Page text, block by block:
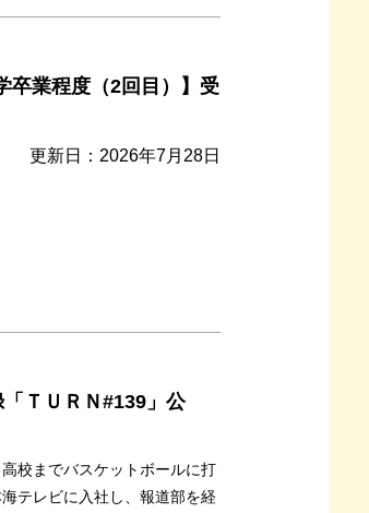
卒業程度（2回目）】受
更新日：2026年7月28日
ＴＵＲＮ#139」公
校までバスケットボールに打
テレビに入社し、報道部を経